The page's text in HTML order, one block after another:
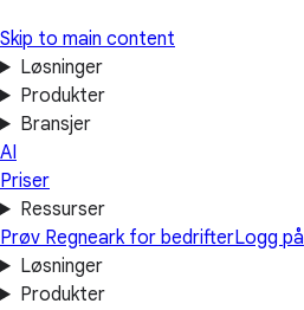
Skip to main content
Løsninger
Produkter
Bransjer
AI
Priser
Ressurser
Prøv Regneark for bedrifterLogg på
Løsninger
Produkter